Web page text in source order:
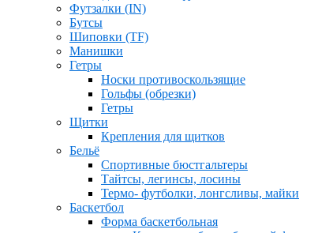
Футзалки (IN)
Бутсы
Шиповки (TF)
Манишки
Гетры
Носки противоскользящие
Гольфы (обрезки)
Гетры
Щитки
Крепления для щитков
Бельё
Спортивные бюстгальтеры
Тайтсы, легинсы, лосины
Термо- футболки, лонгсливы, майки
Баскетбол
Форма баскетбольная